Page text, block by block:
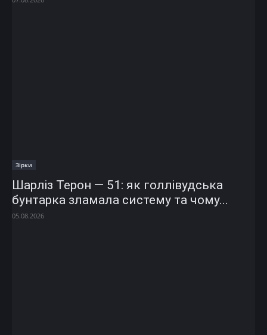
Зірки
Шарліз Терон — 51: як голлівудська
бунтарка зламала систему та чому...
05.08.2026